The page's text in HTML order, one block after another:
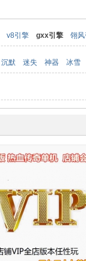
v8引擎 gxx引擎 翎
沉默 迷失 神器 冰雪